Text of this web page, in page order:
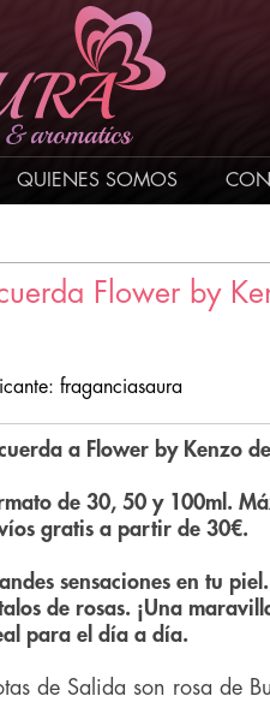
QUIENES SOMOS
Flower by
fraganciasaura
a Flower by Kenzo
de 30, 50 y 100ml.
gratis a partir de 30€.
sensaciones en tu
de rosas. ¡Una
para el día a día.
de Salida son rosa de